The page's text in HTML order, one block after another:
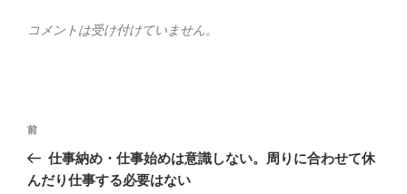
コメントは受け付けていません。
投
ナ
前
の
投
前
仕事納め・仕事始めは意識しない。周りに合わせて休
んだり仕事する必要はない